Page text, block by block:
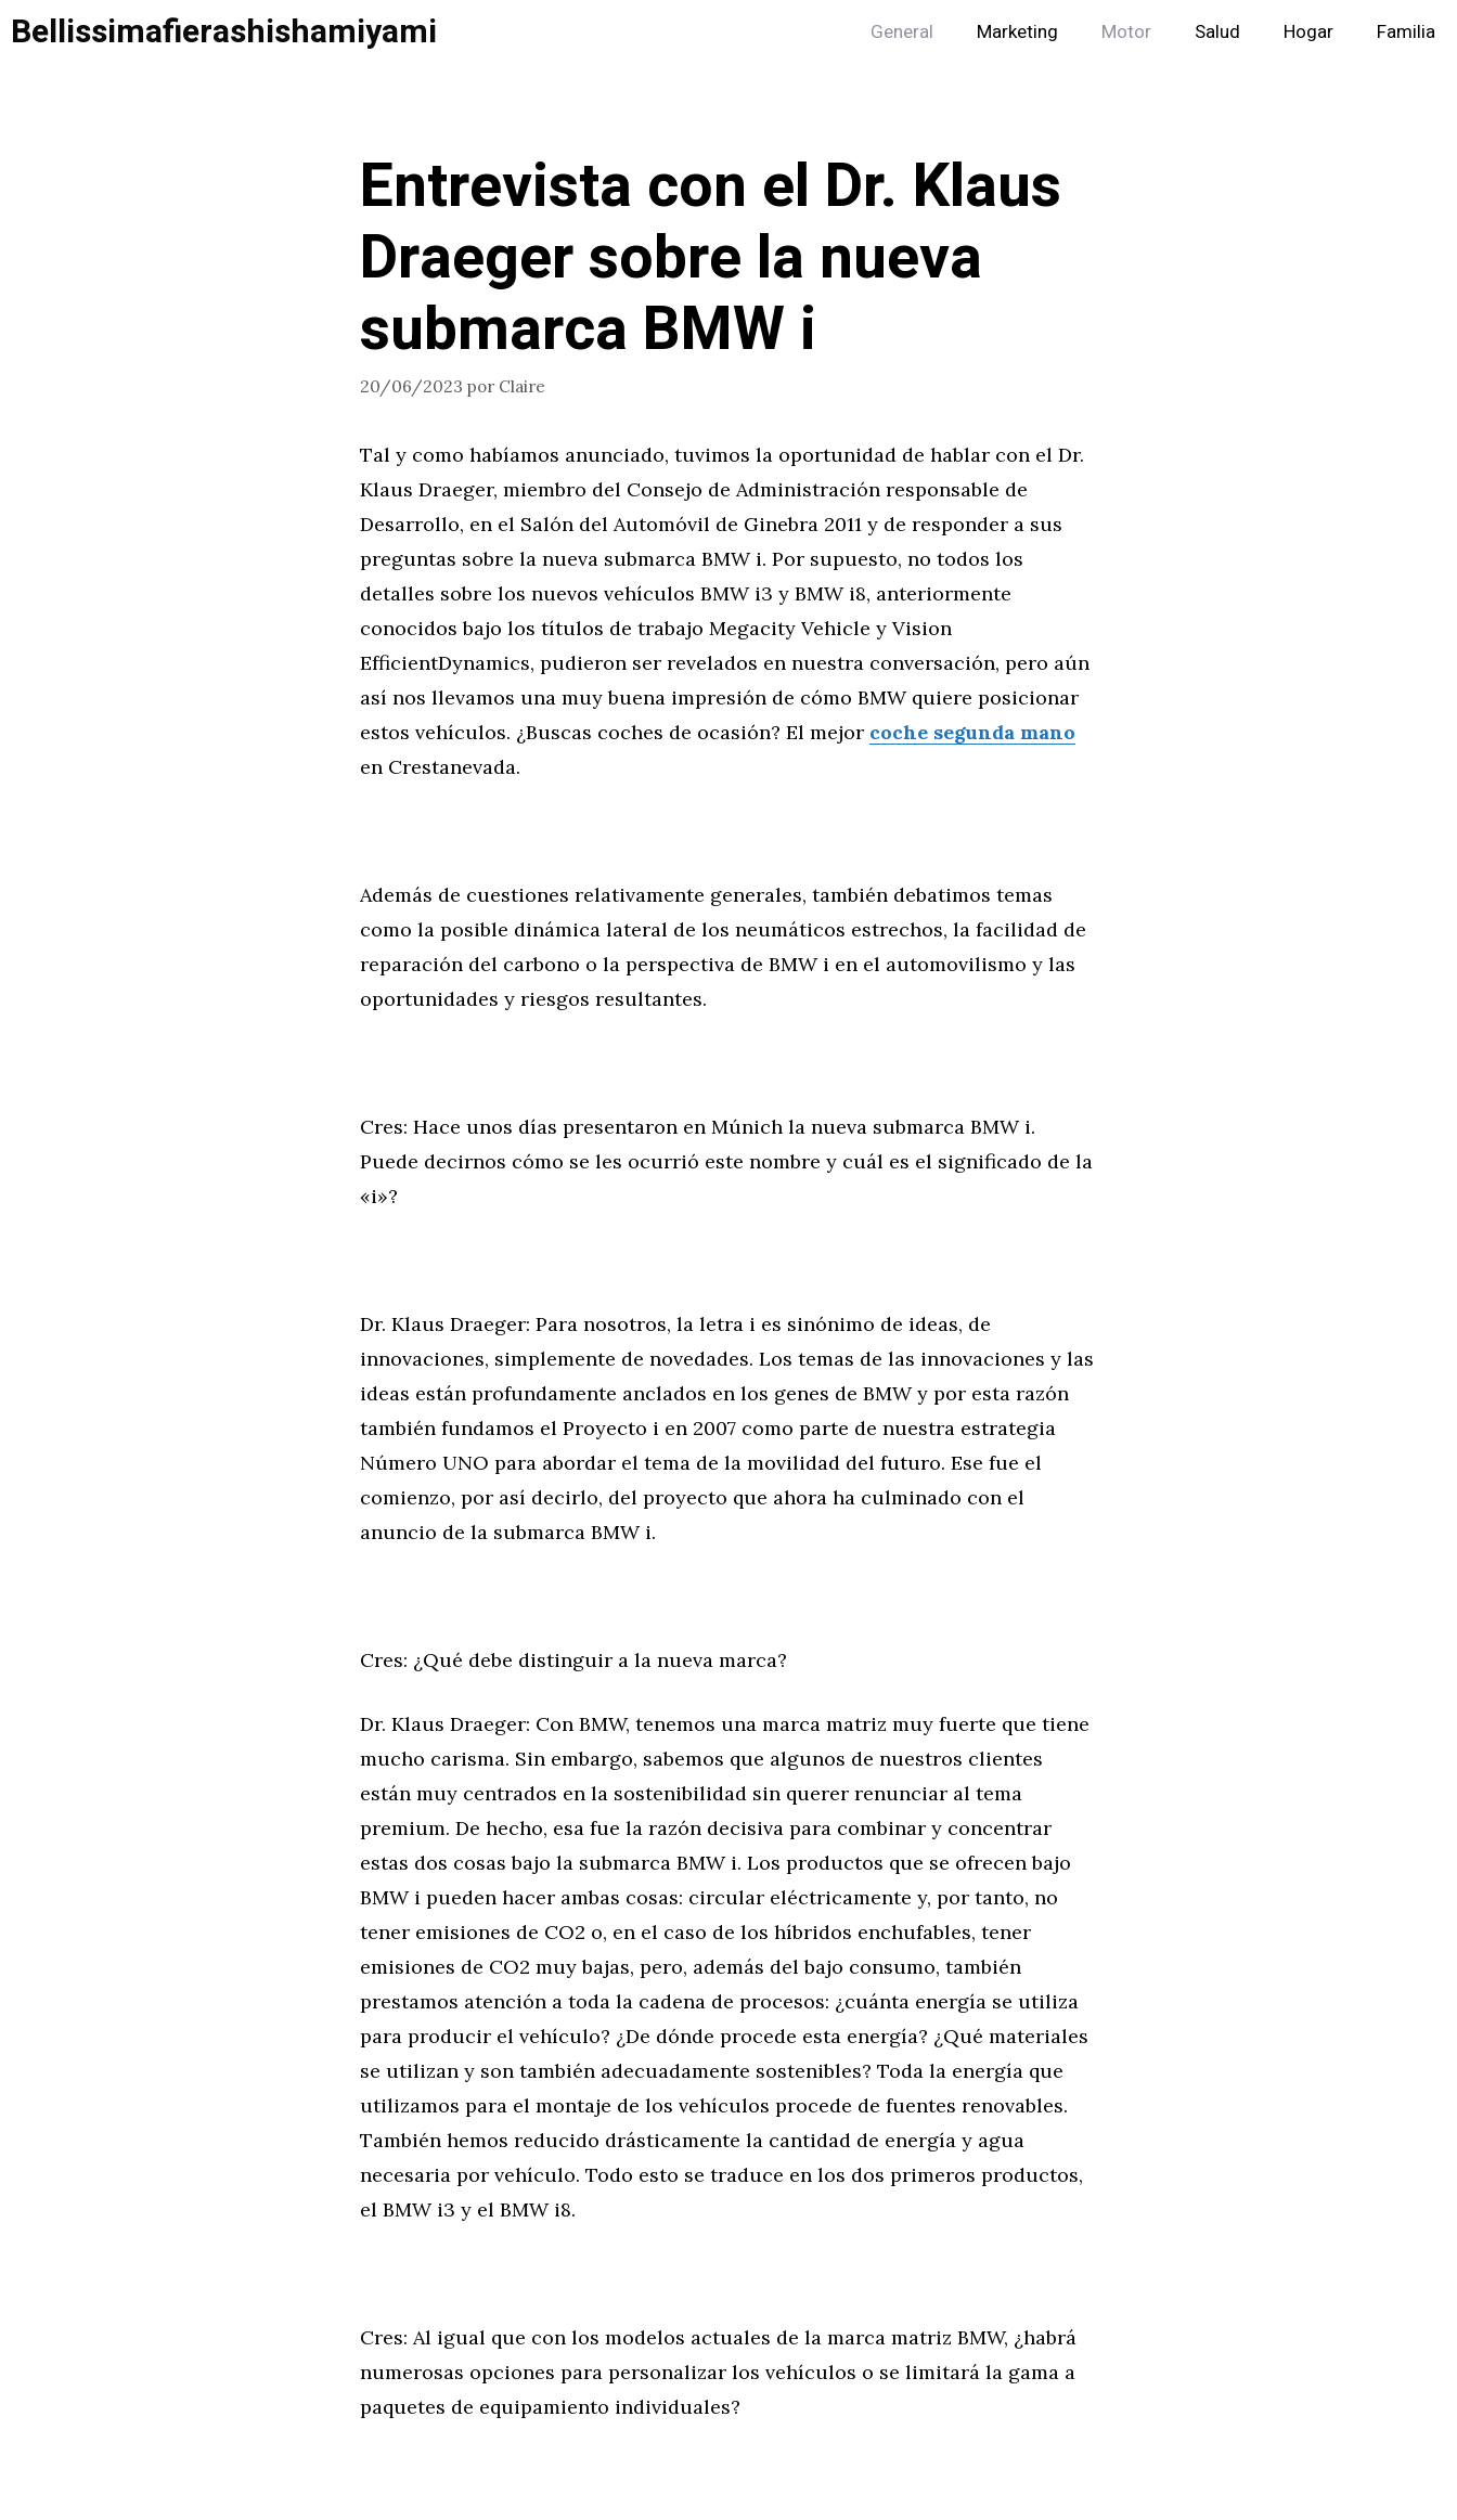
Saltar
alBellissimafierashishamiyami General Marketing Motor Salud Hogar Familia
Entrevista con el Dr. Klaus
Draeger sobre la nueva
submarca BMW i
20/06/2023 por Claire
Tal y como habíamos anunciado, tuvimos la oportunidad de hablar con el Dr.
Klaus Draeger, miembro del Consejo de Administración responsable de
Desarrollo, en el Salón del Automóvil de Ginebra 2011 y de responder a sus
preguntas sobre la nueva submarca BMW i. Por supuesto, no todos los
detalles sobre los nuevos vehículos BMW i3 y BMW i8, anteriormente
conocidos bajo los títulos de trabajo Megacity Vehicle y Vision
EfficientDynamics, pudieron ser revelados en nuestra conversación, pero aún
así nos llevamos una muy buena impresión de cómo BMW quiere posicionar
estos vehículos. ¿Buscas coches de ocasión? El mejor coche segunda mano
en Crestanevada.
Además de cuestiones relativamente generales, también debatimos temas
como la posible dinámica lateral de los neumáticos estrechos, la facilidad de
reparación del carbono o la perspectiva de BMW i en el automovilismo y las
oportunidades y riesgos resultantes.
Cres: Hace unos días presentaron en Múnich la nueva submarca BMW i.
Puede decirnos cómo se les ocurrió este nombre y cuál es el significado de la
«i»?
Dr. Klaus Draeger: Para nosotros, la letra i es sinónimo de ideas, de
innovaciones, simplemente de novedades. Los temas de las innovaciones y las
ideas están profundamente anclados en los genes de BMW y por esta razón
también fundamos el Proyecto i en 2007 como parte de nuestra estrategia
Número UNO para abordar el tema de la movilidad del futuro. Ese fue el
comienzo, por así decirlo, del proyecto que ahora ha culminado con el
anuncio de la submarca BMW i.
Cres: ¿Qué debe distinguir a la nueva marca?
Dr. Klaus Draeger: Con BMW, tenemos una marca matriz muy fuerte que tiene
mucho carisma. Sin embargo, sabemos que algunos de nuestros clientes
están muy centrados en la sostenibilidad sin querer renunciar al tema
premium. De hecho, esa fue la razón decisiva para combinar y concentrar
estas dos cosas bajo la submarca BMW i. Los productos que se ofrecen bajo
BMW i pueden hacer ambas cosas: circular eléctricamente y, por tanto, no
tener emisiones de CO2 o, en el caso de los híbridos enchufables, tener
emisiones de CO2 muy bajas, pero, además del bajo consumo, también
prestamos atención a toda la cadena de procesos: ¿cuánta energía se utiliza
para producir el vehículo? ¿De dónde procede esta energía? ¿Qué materiales
se utilizan y son también adecuadamente sostenibles? Toda la energía que
utilizamos para el montaje de los vehículos procede de fuentes renovables.
También hemos reducido drásticamente la cantidad de energía y agua
necesaria por vehículo. Todo esto se traduce en los dos primeros productos,
el BMW i3 y el BMW i8.
Cres: Al igual que con los modelos actuales de la marca matriz BMW, ¿habrá
numerosas opciones para personalizar los vehículos o se limitará la gama a
paquetes de equipamiento individuales?